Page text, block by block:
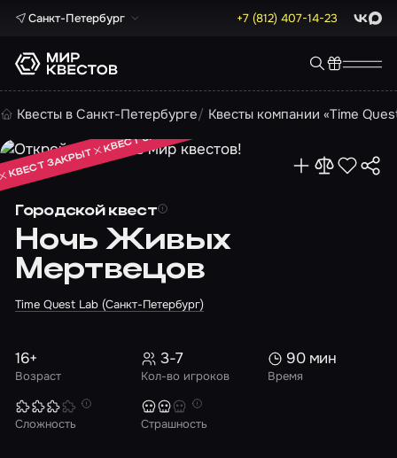
Санкт-Петербург +7 (812) 407-14-23 Max
Квесты в Санкт-Петербурге Квесты компании «Time
Городской квест
Ночь Живых
Мертвецов
Time Quest Lab (Санкт-Петербург)
КВЕСТ ЗАКРЫТ
КВЕСТ ЗАКРЫТ
КВЕСТ ЗАКРЫТ
Возраст
16+
Кол-во игроков
3-7
Время
90 мин
Сложность Страшность